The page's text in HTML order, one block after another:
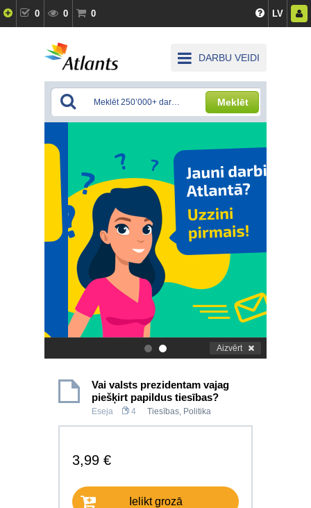
0 0 0 LV
DARBU VEIDI
Meklēt
. Aizvērt
Vai valsts prezidentam vajag
piešķirt papildus tiesības?
Eseja 4 Tiesības, Politika
3,99 €
Ielikt grozā